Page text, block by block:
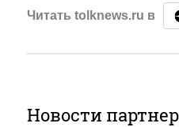
Читать tolknews.ru в
Новости